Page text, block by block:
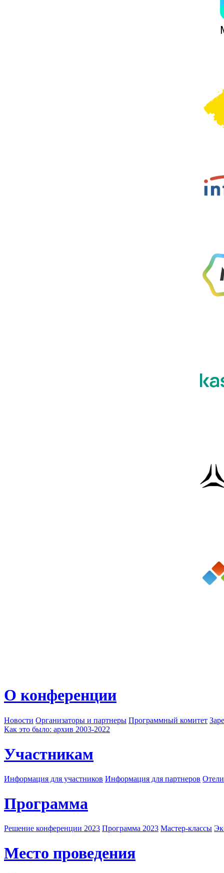
О конференции
Новости Организаторы и партнеры Программный комитет
Как это было: архив 2003-2022
Участникам
Информация для участников Информация для партнеров
Программа
Решение конференции 2023 Программа 2023 Мастер-классы
Место проведения